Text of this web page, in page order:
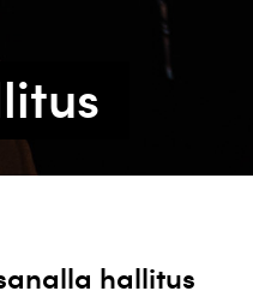
hallitus